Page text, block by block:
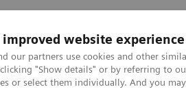
improved website experience
our partners use cookies and other
"Show details" or by referring to
or select them individually. And you
Especialidades clínicas
por imagen